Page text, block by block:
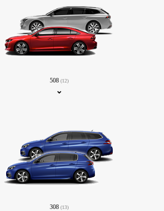
508(12)
308(13)